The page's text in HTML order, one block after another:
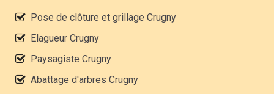
Pose de clôture et grillage Crugny
Elagueur Crugny
Paysagiste Crugny
Abattage d'arbres Crugny